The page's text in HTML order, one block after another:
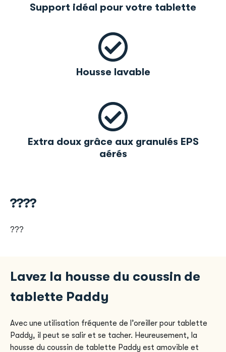
Support idéal pour votre tablette
Housse lavable
Extra doux grâce aux granulés EPS
aérés
????
???
Lavez la housse du coussin de
tablette Paddy
Avec une utilisation fréquente de l’oreiller pour tablette
Paddy, il peut se salir et se tacher. Heureusement, la
housse du coussin de tablette Paddy est amovible et